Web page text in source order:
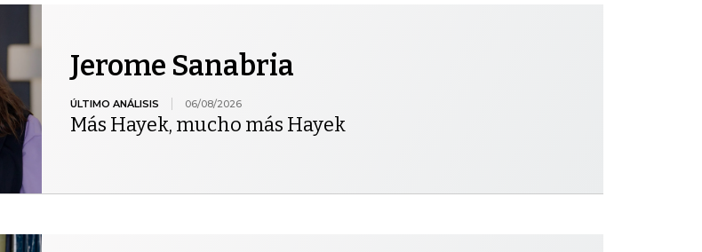
Jerome Sanabria
ÚLTIMO ANÁLISIS 06/08/2026
Más Hayek, mucho más Hayek